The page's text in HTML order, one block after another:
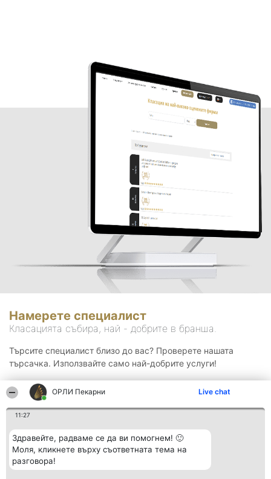
ОРЛИ Пекарни Live chat
11:27
Здравейте, радваме се да ви помогнем! 🙂
Моля, кликнете върху съответната тема на
разговора!
Намерете специалист
Класацията събира, най - добрите в бранша.
Търсите специалист близо до вас? Проверете нашата
търсачка. Използвайте само най-добрите услуги!